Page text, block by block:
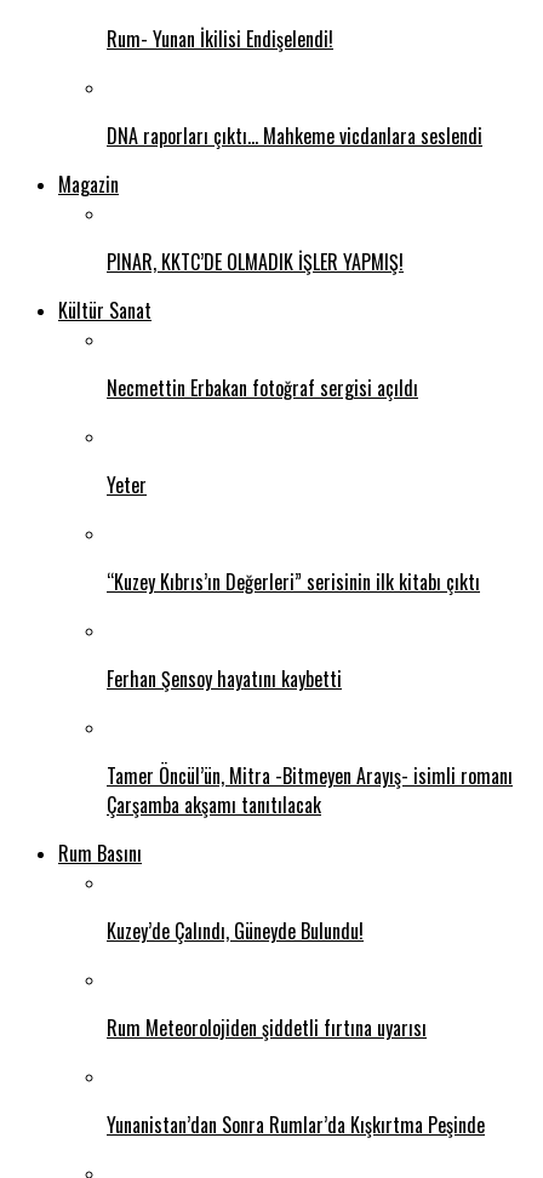
Rum- Yunan İkilisi Endişelendi!
DNA raporları çıktı… Mahkeme vicdanlara seslendi
Magazin
PINAR, KKTC’DE OLMADIK İŞLER YAPMIŞ!
Kültür Sanat
Necmettin Erbakan fotoğraf sergisi açıldı
Yeter
“Kuzey Kıbrıs’ın Değerleri” serisinin ilk kitabı çıktı
Ferhan Şensoy hayatını kaybetti
Tamer Öncül’ün, Mitra -Bitmeyen Arayış- isimli romanı
Çarşamba akşamı tanıtılacak
Rum Basını
Kuzey’de Çalındı, Güneyde Bulundu!
Rum Meteorolojiden şiddetli fırtına uyarısı
Yunanistan’dan Sonra Rumlar’da Kışkırtma Peşinde